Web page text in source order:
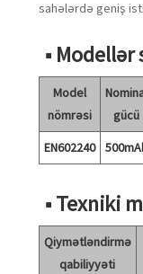
sahələrdə geniş
■ Modellər
Model
nömrəsi
gücü
EN602240
■ Texniki
Qiymətləndirmə
qabiliyyəti